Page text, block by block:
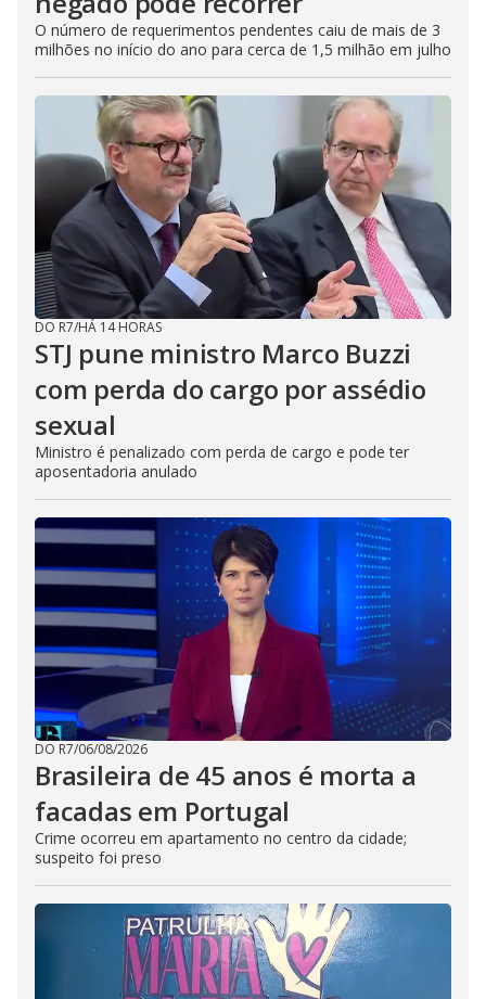
O número de requerimentos pendentes caiu de mais de 3
milhões no início do ano para cerca de 1,5 milhão em julho
DO R7/HÁ 14 HORAS
STJ pune ministro Marco Buzzi
com perda do cargo por assédio
sexual
Ministro é penalizado com perda de cargo e pode ter
aposentadoria anulado
DO R7/06/08/2026
Brasileira de 45 anos é morta a
facadas em Portugal
Crime ocorreu em apartamento no centro da cidade;
suspeito foi preso